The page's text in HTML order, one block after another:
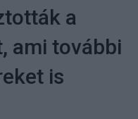
a
ami további
is